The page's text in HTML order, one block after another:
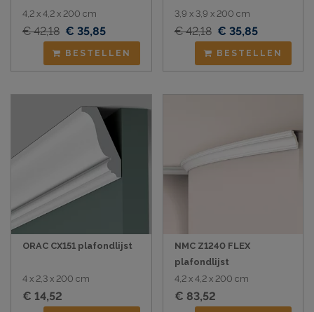
4,2 x 4,2 x 200 cm
€ 42,18 € 35,85
BESTELLEN
3,9 x 3,9 x 200 cm
€ 42,18 € 35,85
BESTELLEN
ORAC CX151 plafondlijst
4 x 2,3 x 200 cm
€ 14,52
NMC Z1240 FLEX
plafondlijst
4,2 x 4,2 x 200 cm
€ 83,52